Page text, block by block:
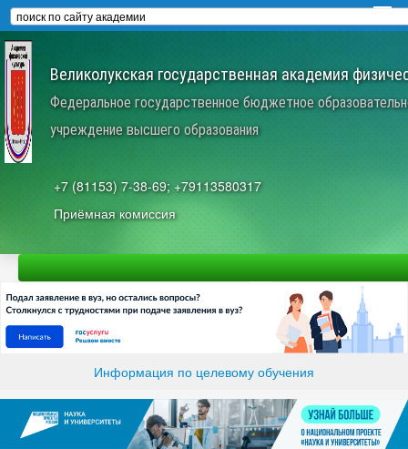
Великолукская государственная академия
Федеральное государственное бюджетное
учреждение высшего образования
+7 (81153) 7-38-69; +79113580317
Приёмная комиссия
Информация по целевому обучения